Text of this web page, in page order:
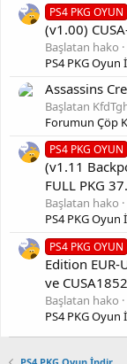
Install The
Notes: 5.05 /
PS4 PKG OYUN
(v1.00)
Başlatan hako
PS4 PKG Oyun
Assassins
Başlatan
Forumun Çöp
PS4 PKG OYUN
(v1.11
FULL PKG
Başlatan hako
PS4 PKG Oyun
PS4 PKG OYUN
Edition EUR-
ve
Başlatan hako
PS4 PKG Oyun